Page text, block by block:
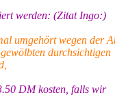
werden: (Zitat Ingo:)
umgehört wegen der
durchsichtigen
DM kosten, falls wir